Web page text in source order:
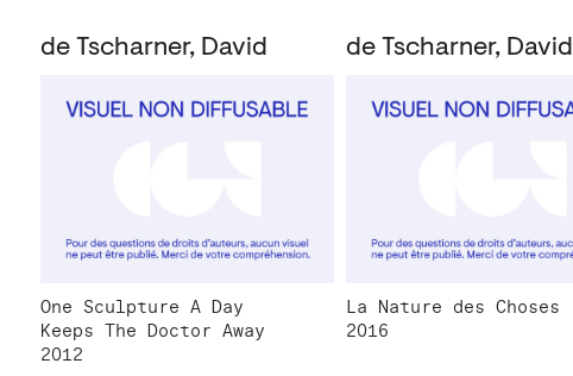
de Tscharner, David
One Sculpture A Day
Keeps The Doctor Away
2012
de Tscharner, David
La Nature des Choses
2016